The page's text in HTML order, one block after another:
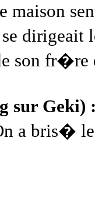
son
sur Geki)
a bris�